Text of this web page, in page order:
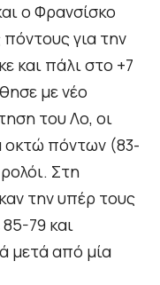
ο Φρανσίσκο
για την
και πάλι στο +7
με νέο
του Λο, οι
οκτώ πόντων (83-
Στη
την υπέρ τους
79 και
μετά από μία